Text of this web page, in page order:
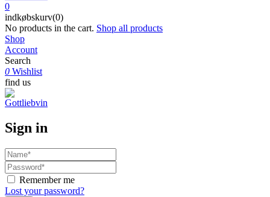
0
indkøbskurv(0)
No products in the cart. Shop all products
Shop
Account
Search
0 Wishlist
find us
Sign in
Remember me
Lost your password?